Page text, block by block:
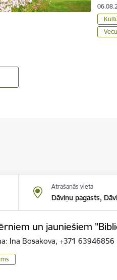
Atrašanās vieta
Dāviņu pagasts,
un jauniešiem
Ina Bosakova, +371 63946856